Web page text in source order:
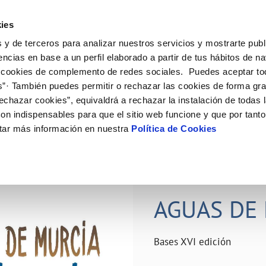
y de terceros para analizar nuestros servicios y mostrarte
en base a un perfil elaborado a partir de tus hábitos de
de complemento de redes sociales. Puedes aceptar
También puedes permitir o rechazar las cookies de forma
cookies”, equivaldrá a rechazar la instalación de todas
indispensables para que el sitio web funcione y que por
más información en nuestra Política de Cookies
de titular
de suministro
MODIFICACIÓN DE DATOS
Actualizar datos bancários
Actualizar datos de
VER TODAS LAS GESTIONES
Tu Servicio
AL CLIENTE
contacto
COMPROMISO DE SERVICIO
Carta de compromisos
Customer Counsel (Defensa del
Tu Agua
del agua
consumidor
CUIDADOS DEL AGUA
Consejos de ahorro
Depósitos comunitarios
comunitarios
Conócenos
DE GESTIÓN Y CERTIFICADOS
PERFIL DEL CONTRATANTE
Plataforma de contratación del
público
Licitaciones en curso
AGUAS
Bases XVI edición